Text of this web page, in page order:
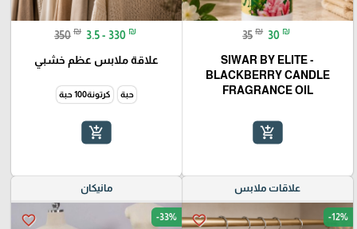
35 ₪ 30 ₪
SIWAR BY ELITE -
BLACKBERRY CANDLE
FRAGRANCE OIL
add_shopping_cart
350 ₪ 3.5 - 330 ₪
علاقة ملابس عظم خشبي
حبة كرتونة100 حبة
add_shopping_cart
علاقات ملابس
favorite_border -12%
مانيكان
favorite_border -33%